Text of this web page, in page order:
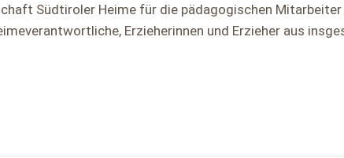
Südtiroler Heime für die pädagogischen
Erzieherinnen und Erzieher aus